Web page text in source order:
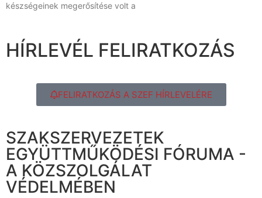
készségeinek megerősítése volt a
HÍRLEVÉL FELIRATKOZÁS
FELIRATKOZÁS A SZEF HÍRLEVELÉRE
SZAKSZERVEZETEK
EGYÜTTMŰKÖDÉSI FÓRUMA -
A KÖZSZOLGÁLAT
VÉDELMÉBEN